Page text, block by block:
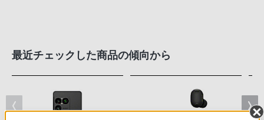
最近チェックした商品の傾向から